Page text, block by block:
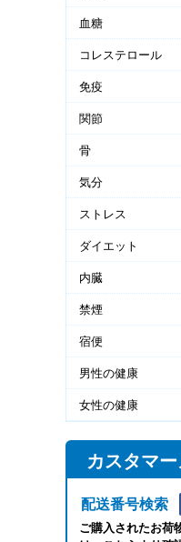
血糖
コレステロール
免疫
関節
骨
気分
ストレス
ダイエット
内臓
禁煙
宿便
男性の健康
女性の健康
カスタマ
配送番号検索
ご購入されたお荷